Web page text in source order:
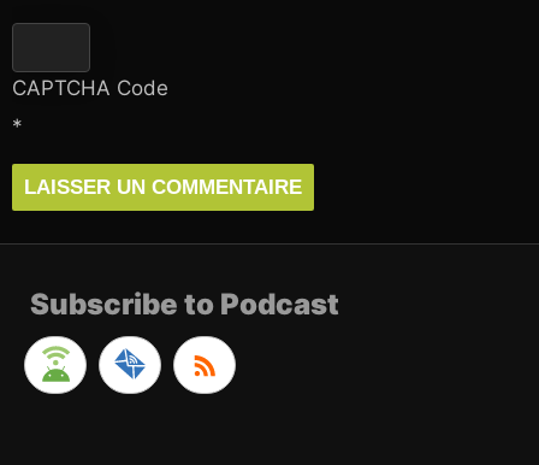
CAPTCHA Code
*
Subscribe to Podcast